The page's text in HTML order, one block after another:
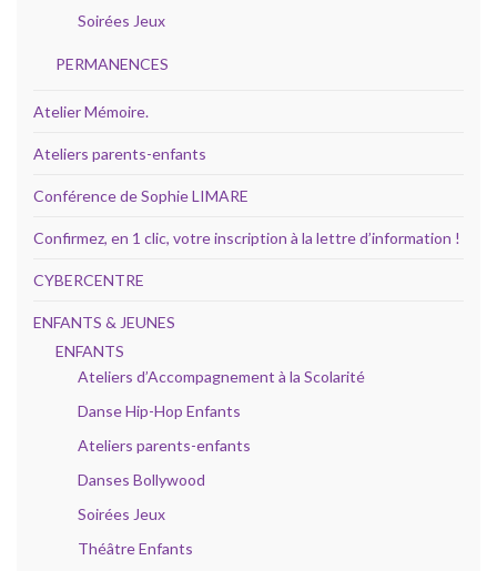
Soirées Jeux
PERMANENCES
Atelier Mémoire.
Ateliers parents-enfants
Conférence de Sophie LIMARE
Confirmez, en 1 clic, votre inscription à la lettre d’information !
CYBERCENTRE
ENFANTS & JEUNES
ENFANTS
Ateliers d’Accompagnement à la Scolarité
Danse Hip-Hop Enfants
Ateliers parents-enfants
Danses Bollywood
Soirées Jeux
Théâtre Enfants